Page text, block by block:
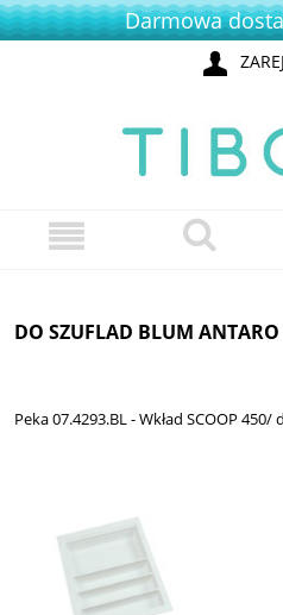
Darmowa
DO SZUFLAD BLUM ANTARO
Peka 07.4293.BL - Wkład SCOOP